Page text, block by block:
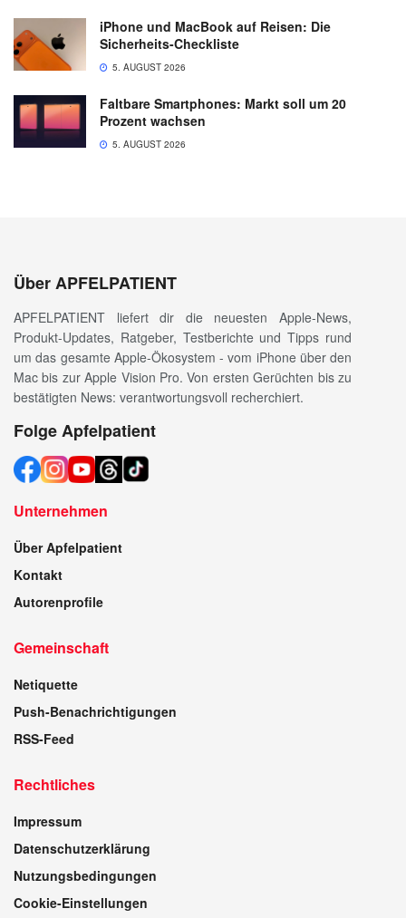
iPhone und MacBook auf Reisen: Die
Sicherheits-Checkliste
5. AUGUST 2026
Faltbare Smartphones: Markt soll um 20
Prozent wachsen
5. AUGUST 2026
Über APFELPATIENT
APFELPATIENT liefert dir die neuesten Apple-News,
Produkt-Updates, Ratgeber, Testberichte und Tipps rund
um das gesamte Apple-Ökosystem - vom iPhone über den
Mac bis zur Apple Vision Pro. Von ersten Gerüchten bis zu
bestätigten News: verantwortungsvoll recherchiert.
Folge Apfelpatient
Unternehmen
Über Apfelpatient
Kontakt
Autorenprofile
Gemeinschaft
Netiquette
Push-Benachrichtigungen
RSS-Feed
Rechtliches
Impressum
Datenschutzerklärung
Nutzungsbedingungen
Cookie-Einstellungen